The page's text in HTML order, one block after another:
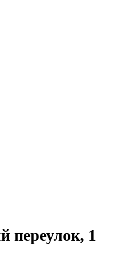
переулок, 1